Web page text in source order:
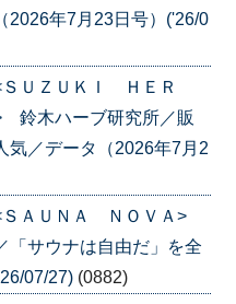
2026年7月23日号）('26/0
ＵＺＵＫＩ ＨＥＲ
鈴木ハーブ研究所／販
気／データ（2026年7月2
ＡＵＮＡ ＮＯＶＡ>
サウナは自由だ」を全
07/27) (0882)